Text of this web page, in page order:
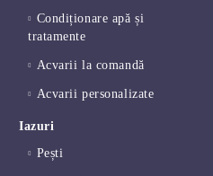
Condiționare apă și
tratamente
Acvarii la comandă
Acvarii personalizate
Iazuri
Pești